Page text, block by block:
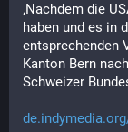
‚Nachdem die
haben und es in
entsprechenden
Kanton Bern
Schweizer